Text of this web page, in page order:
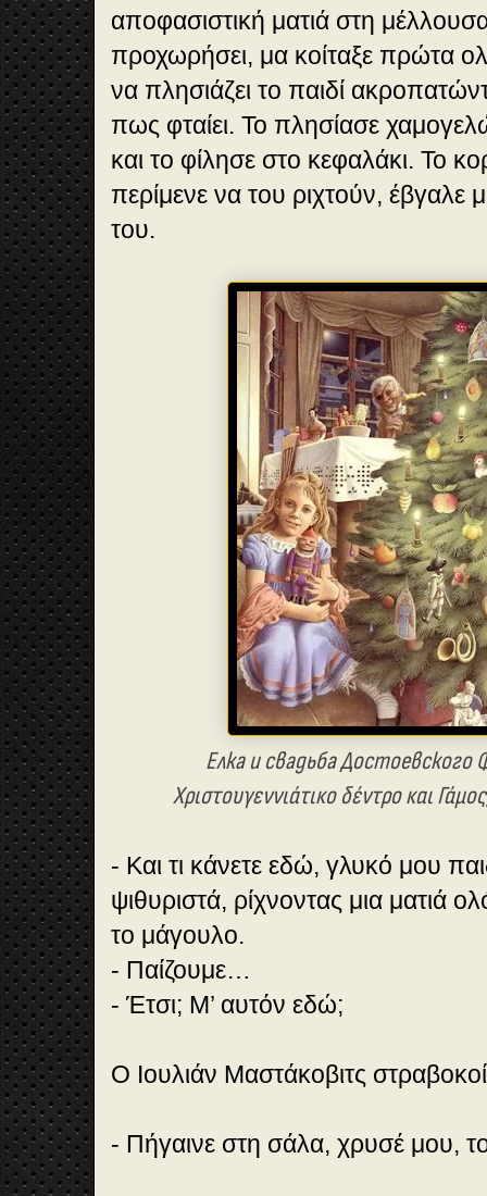
αποφασιστική ματιά στη
προχωρήσει, μα κοίταξε πρώτα
να πλησιάζει το παιδί
πως φταίει. Το πλησίασε
και το φίλησε στο κεφαλάκι. Το
περίμενε να του ριχτούν,
του.
Елка и свадьба
Χριστουγεννιάτικο δέντρο και
- Και τι κάνετε εδώ, γλυκό μου
ψιθυριστά, ρίχνοντας μια ματιά
το μάγουλο.
- Παίζουμε…
- Έτσι; Μ’ αυτόν εδώ;
Ο Ιουλιάν Μαστάκοβιτς
- Πήγαινε στη σάλα, χρυσέ μου,